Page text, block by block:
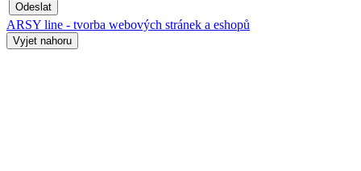
Odeslat
ARSY line - tvorba webových stránek a eshopů
Vyjet nahoru